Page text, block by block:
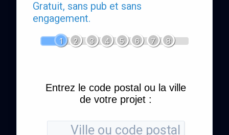
Gratuit, sans pub et sans
engagement.
1 2 3 4 5 6 7 8
Entrez le code postal ou la ville
de votre projet :